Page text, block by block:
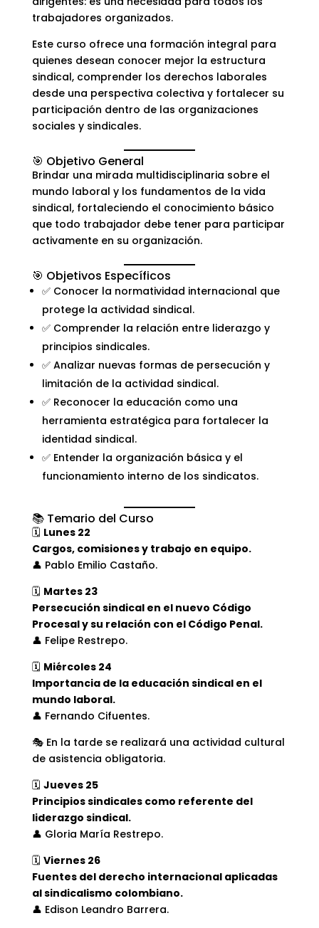
trabajadores organizados.
Este curso ofrece una formación integral para
quienes desean conocer mejor la estructura
sindical, comprender los derechos laborales
desde una perspectiva colectiva y fortalecer su
participación dentro de las organizaciones
sociales y sindicales.
🎯 Objetivo General
Brindar una mirada multidisciplinaria sobre el
mundo laboral y los fundamentos de la vida
sindical, fortaleciendo el conocimiento básico
que todo trabajador debe tener para participar
activamente en su organización.
🎯 Objetivos Específicos
✅ Conocer la normatividad internacional que
protege la actividad sindical.
✅ Comprender la relación entre liderazgo y
principios sindicales.
✅ Analizar nuevas formas de persecución y
limitación de la actividad sindical.
✅ Reconocer la educación como una
herramienta estratégica para fortalecer la
identidad sindical.
✅ Entender la organización básica y el
funcionamiento interno de los sindicatos.
📚 Temario del Curso
🗓️ Lunes 22
Cargos, comisiones y trabajo en equipo.
👤 Pablo Emilio Castaño.
🗓️ Martes 23
Persecución sindical en el nuevo Código
Procesal y su relación con el Código Penal.
👤 Felipe Restrepo.
🗓️ Miércoles 24
Importancia de la educación sindical en el
mundo laboral.
👤 Fernando Cifuentes.
🎭 En la tarde se realizará una actividad cultural
de asistencia obligatoria.
🗓️ Jueves 25
Principios sindicales como referente del
liderazgo sindical.
👤 Gloria María Restrepo.
🗓️ Viernes 26
Fuentes del derecho internacional aplicadas
al sindicalismo colombiano.
👤 Edison Leandro Barrera.